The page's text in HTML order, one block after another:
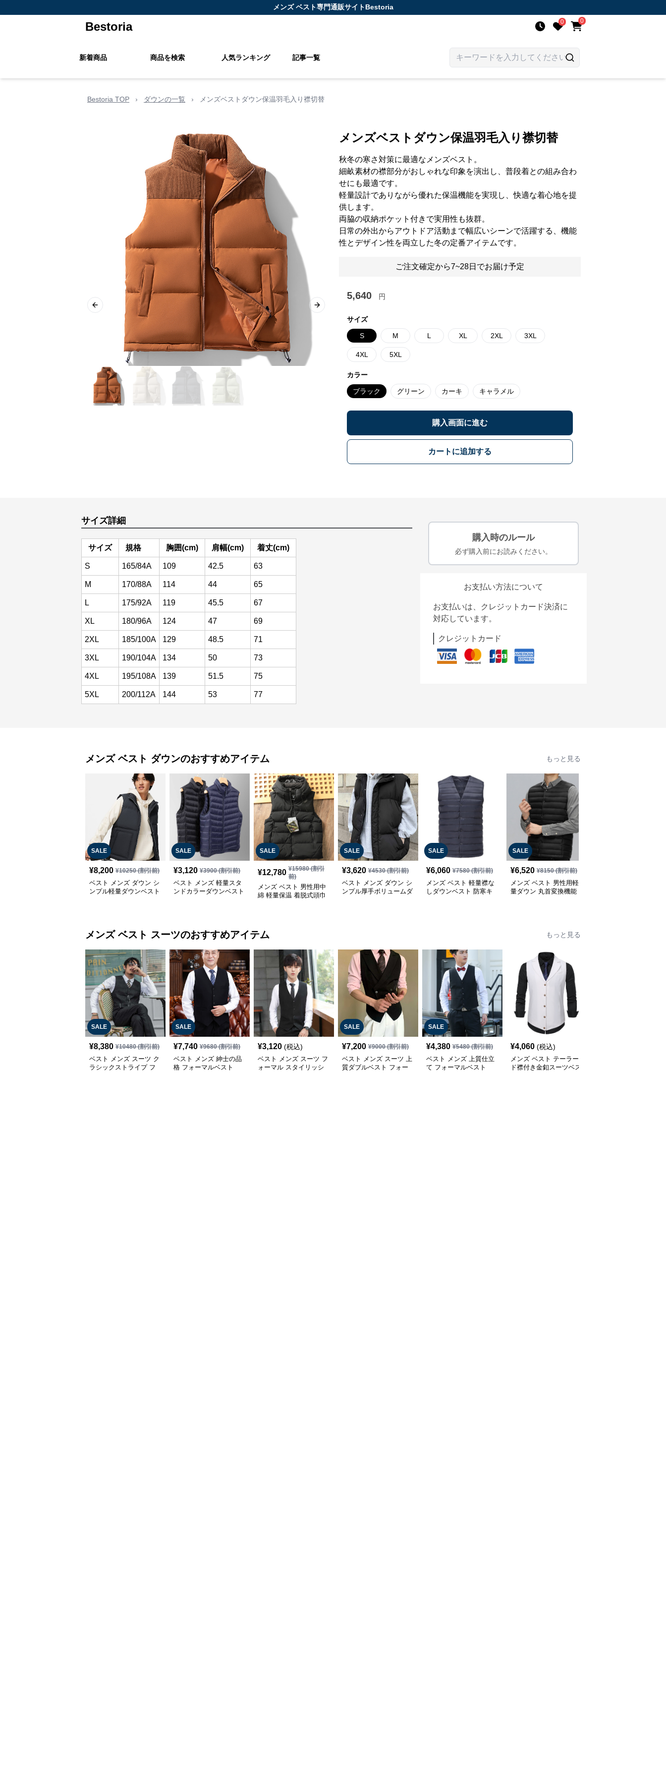
メンズ ベスト専門通販サイトBestoria
Bestoria 0 0
新着商品 商品を検索 人気ランキング 記事一覧
Bestoria TOP › ダウンの一覧 › メンズベストダウン保温羽毛入り襟切替
Previous slide Next slide
メンズベストダウン保温羽毛入り襟切替
秋冬の寒さ対策に最適なメンズベスト。
細畝素材の襟部分がおしゃれな印象を演出し、普段着との組み合わ
せにも最適です。
軽量設計でありながら優れた保温機能を実現し、快適な着心地を提
供します。
両脇の収納ポケット付きで実用性も抜群。
日常の外出からアウトドア活動まで幅広いシーンで活躍する、機能
性とデザイン性を両立した冬の定番アイテムです。
ご注文確定から7~28日でお届け予定
5,640 円
サイズ
S M L XL 2XL 3XL
4XL 5XL
カラー
ブラック グリーン カーキ キャラメル
購入画面に進む
カートに追加する
サイズ詳細
サイズ 規格 胸囲(cm) 肩幅(cm) 着丈(cm)
S 165/84A 109 42.5 63
M 170/88A 114 44 65
L 175/92A 119 45.5 67
XL 180/96A 124 47 69
2XL 185/100A 129 48.5 71
3XL 190/104A 134 50 73
4XL 195/108A 139 51.5 75
5XL 200/112A 144 53 77
購入時のルール
必ず購入前にお読みください。
お支払い方法について
お支払いは、クレジットカード決済に
対応しています。
クレジットカード
メンズ ベスト ダウンのおすすめアイテム もっと見る
SALE
¥8,200 ¥10250(割引前)
ベスト メンズ ダウン シ
ンプル軽量ダウンベスト
SALE
¥3,120 ¥3900(割引前)
ベスト メンズ 軽量スタ
ンドカラーダウンベスト
SALE
¥12,780 ¥15980(割引
前)
メンズ ベスト 男性用中
綿 軽量保温 着脱式頭巾
SALE
¥3,620 ¥4530(割引前)
ベスト メンズ ダウン シ
ンプル厚手ボリュームダ
SALE
¥6,060 ¥7580(割引前)
メンズ ベスト 軽量襟な
しダウンベスト 防寒キ
SALE
¥6,520 ¥8150(割引前)
メンズ ベスト 男性用軽
量ダウン 丸首変換機能
メンズ ベスト スーツのおすすめアイテム もっと見る
SALE
¥8,380 ¥10480(割引前)
ベスト メンズ スーツ ク
ラシックストライプ フ
SALE
¥7,740 ¥9680(割引前)
ベスト メンズ 紳士の品
格 フォーマルベスト
¥3,120 (税込)
ベスト メンズ スーツ フ
ォーマル スタイリッシ
SALE
¥7,200 ¥9000(割引前)
ベスト メンズ スーツ 上
質ダブルベスト フォー
SALE
¥4,380 ¥5480(割引前)
ベスト メンズ 上質仕立
て フォーマルベスト
¥4,060 (税込)
メンズ ベスト テーラー
ド襟付き金釦スーツベス